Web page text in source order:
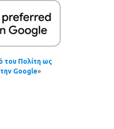
του Πολίτη ως
Google»